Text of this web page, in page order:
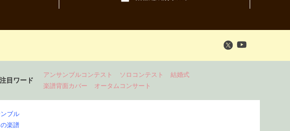
目ワード
アンサンブルコンテスト ソロコンテスト
結婚式
楽譜背面カバー
オータムコンサート
ブル
楽譜